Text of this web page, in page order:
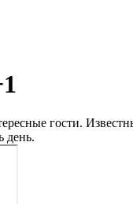
гости.
день.